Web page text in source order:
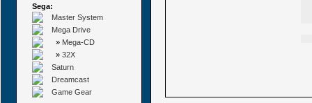
Sega:
Master System
Mega Drive
» Mega-CD
» 32X
Saturn
Dreamcast
Game Gear